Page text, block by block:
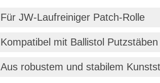
Für JW-Laufreiniger Patch-Rolle
Kompatibel mit Ballistol
Aus robustem und stabilem